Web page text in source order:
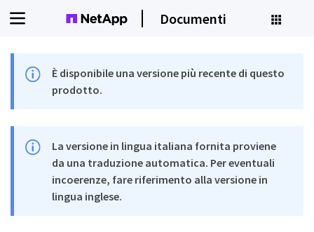
Documenti
È disponibile una versione più recente di questo
prodotto.
La versione in lingua italiana fornita proviene
da una traduzione automatica. Per eventuali
incoerenze, fare riferimento alla versione in
lingua inglese.